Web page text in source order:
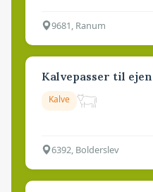
9681, Ranum
Kalvepasser til
Kalve
6392, Bolderslev